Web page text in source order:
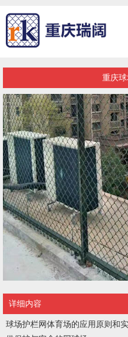
重庆
详细内容
球场护栏网体育场的应用原则和